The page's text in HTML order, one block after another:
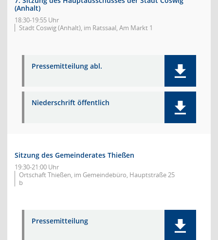
(Anhalt)
18:30-19:55 Uhr
Stadt Coswig (Anhalt), im Ratssaal, Am Markt 1
Pressemitteilung abl.
Niederschrift öffentlich
Sitzung des Gemeinderates Thießen
19:30-21:00 Uhr
Ortschaft Thießen, im Gemeindebüro, Hauptstraße 25
b
Pressemitteilung